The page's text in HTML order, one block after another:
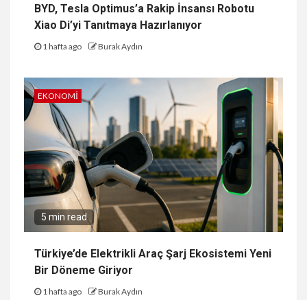
BYD, Tesla Optimus’a Rakip İnsansı Robotu
Xiao Di’yi Tanıtmaya Hazırlanıyor
1 hafta ago Burak Aydın
EKONOMI
5 min read
Türkiye’de Elektrikli Araç Şarj Ekosistemi Yeni
Bir Döneme Giriyor
1 hafta ago Burak Aydın